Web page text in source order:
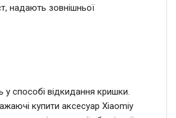
надають зовнішньої
у способі відкидання кришки.
купити аксесуар Xiaomiу